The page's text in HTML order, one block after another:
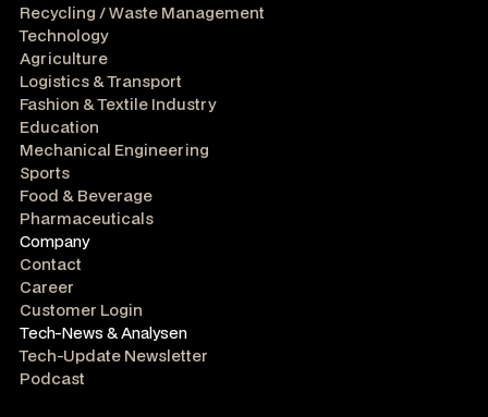
Recycling / Waste Management
Technology
Agriculture
Logistics & Transport
Fashion & Textile Industry
Education
Mechanical Engineering
Sports
Food & Beverage
Pharmaceuticals
Company
Contact
Career
Customer Login
Tech-News & Analysen
Tech-Update Newsletter
Podcast